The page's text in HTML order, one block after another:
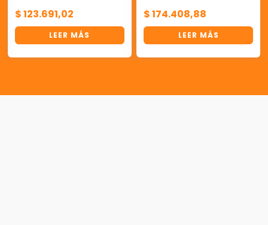
$123.691,02
LEER MÁS
$174.408,88
LEER MÁS